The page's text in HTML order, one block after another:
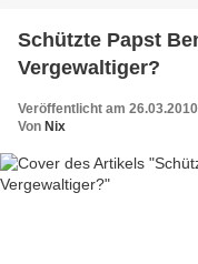
Schützte Papst
Vergewaltiger?
Veröffentlicht am
Von Nix